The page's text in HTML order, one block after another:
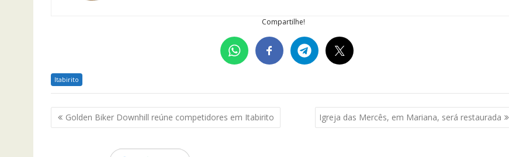
Compartilhe!
Itabirito
Navegação
de
Golden Biker Downhill reúne competidores em Itabirito Igreja das Mercês, em Mariana, será restaurada